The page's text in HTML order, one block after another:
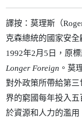
譯按：莫理斯（
克森總統的國家安全
1992年2月5日，原
Longer Foreign 。莫
對外政策所帶給第
界的窮國每年投入
於資源和人力的濫